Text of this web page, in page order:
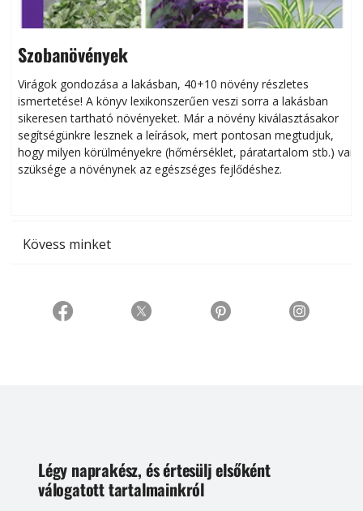
Szobanövények
Virágok gondozása a lakásban, 40+10 növény részletes
ismertetése! A könyv lexikonszerűen veszi sorra a lakásban
sikeresen tart­ha­tó növényeket. Már a növény kiválasztásakor
segítségünkre lesznek a leírások, mert pontosan megtudjuk,
hogy milyen körülményekre (hőmérséklet, páratartalom stb.) van
szüksége a növénynek az egészséges fejlődéshez.
Kövess minket
Légy naprakész, és értesülj elsőként
válogatott tartalmainkról